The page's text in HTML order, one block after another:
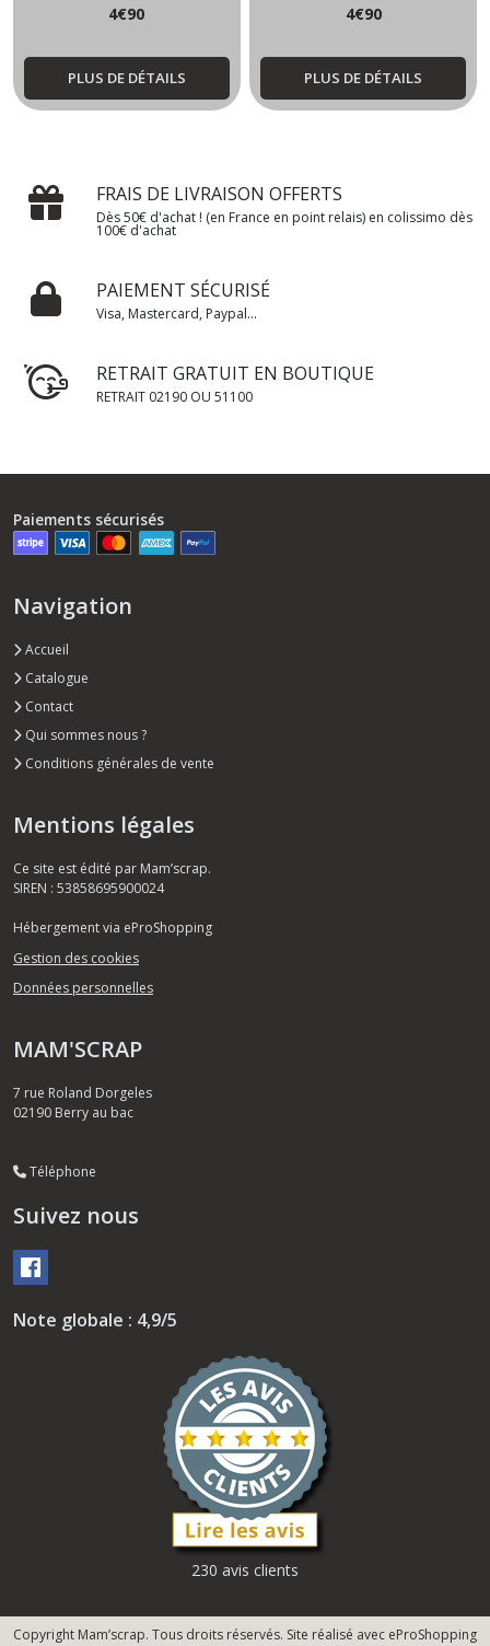
4€90
PLUS DE DÉTAILS
4€90
PLUS DE DÉTAILS
FRAIS DE LIVRAISON OFFERTS
Dès 50€ d'achat ! (en France en point relais) en colissimo dès
100€ d'achat
PAIEMENT SÉCURISÉ
Visa, Mastercard, Paypal...
RETRAIT GRATUIT EN BOUTIQUE
RETRAIT 02190 OU 51100
Paiements sécurisés
Navigation
Accueil
Catalogue
Contact
Qui sommes nous ?
Conditions générales de vente
Mentions légales
Ce site est édité par Mam’scrap.
SIREN : 53858695900024
Hébergement via eProShopping
Gestion des cookies
Données personnelles
MAM'SCRAP
7 rue Roland Dorgeles
02190 Berry au bac
Téléphone
Suivez nous
Note globale : 4,9/5
230 avis clients
Copyright Mam’scrap. Tous droits réservés. Site réalisé avec eProShopping